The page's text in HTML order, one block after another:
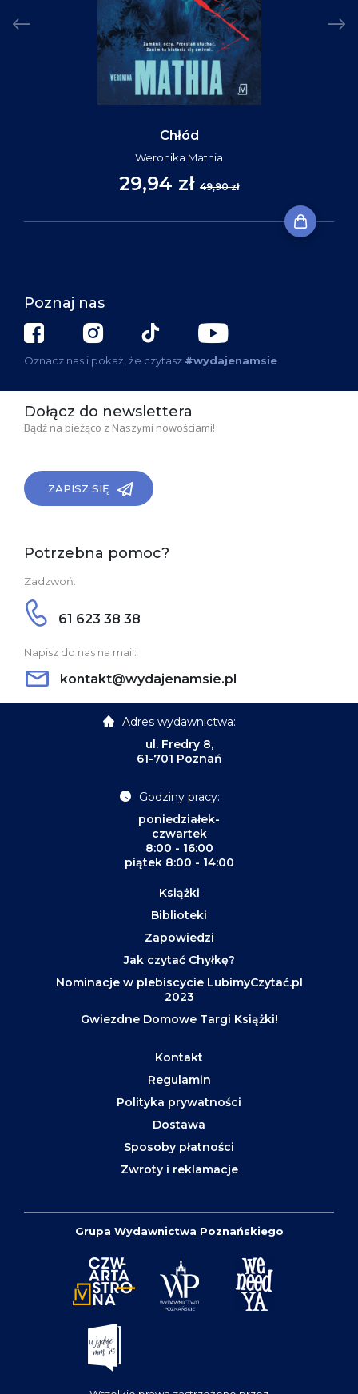
Chłód
Weronika Mathia
29,94 zł 49,90 zł
Poznaj nas
Oznacz nas i pokaż, że czytasz #wydajenamsie
Dołącz do newslettera
Bądź na bieżąco z Naszymi nowościami!
ZAPISZ SIĘ
Potrzebna pomoc?
Zadzwoń:
61 623 38 38
Napisz do nas na mail:
kontakt@wydajenamsie.pl
Adres wydawnictwa:
ul. Fredry 8,
61-701 Poznań
Godziny pracy:
poniedziałek-
czwartek
8:00 - 16:00
piątek 8:00 - 14:00
Książki
Biblioteki
Zapowiedzi
Jak czytać Chyłkę?
Nominacje w plebiscycie LubimyCzytać.pl
2023
Gwiezdne Domowe Targi Książki!
Kontakt
Regulamin
Polityka prywatności
Dostawa
Sposoby płatności
Zwroty i reklamacje
Grupa Wydawnictwa Poznańskiego